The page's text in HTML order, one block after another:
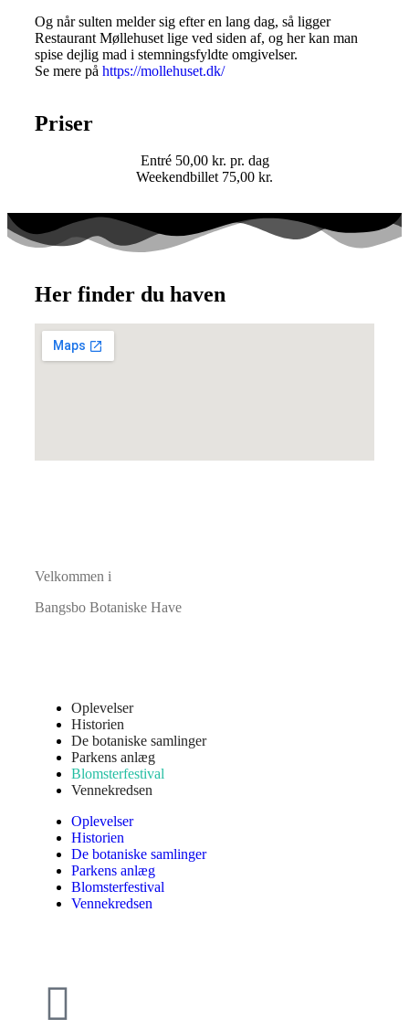
Og når sulten melder sig efter en lang dag, så ligger
Restaurant Møllehuset lige ved siden af, og her kan man
spise dejlig mad i stemningsfyldte omgivelser.
Se mere på https://mollehuset.dk/
Priser
Entré 50,00 kr. pr. dag
Weekendbillet 75,00 kr.
Her finder du haven
Velkommen i
Bangsbo Botaniske Have
Oplevelser
Historien
De botaniske samlinger
Parkens anlæg
Blomsterfestival
Vennekredsen
Oplevelser
Historien
De botaniske samlinger
Parkens anlæg
Blomsterfestival
Vennekredsen